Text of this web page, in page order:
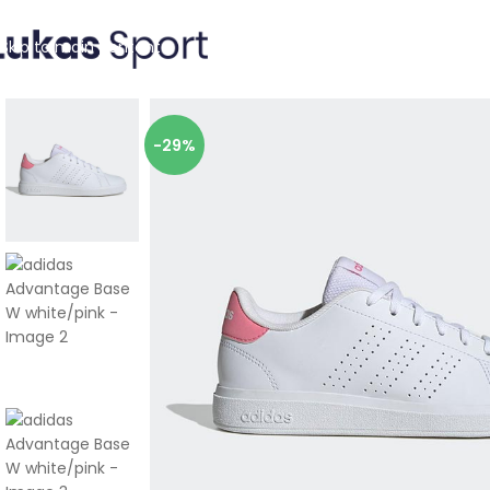
Skip to main content
-29%